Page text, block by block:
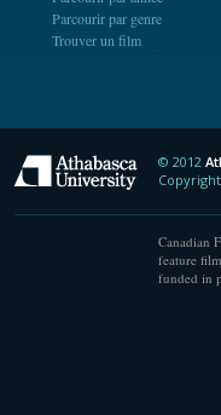
Parcourir par genre
Trouver un film
© 2012
Canadian
feature
funded in